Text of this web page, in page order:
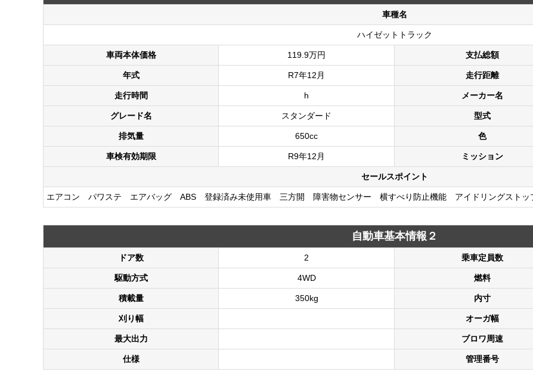
車種名
ハイゼットトラック
車両本体価格 119.9万円 支払総額
年式 R7年12月 走行距離
走行時間 h メーカー名
グレード名 スタンダード 型式
排気量 650cc 色
車検有効期限 R9年12月 ミッション
セールスポイント
エアコン パワステ エアバッグ ABS 登録済み未使用車 三方開 障害物センサー 横すべり防止機能 アイドリングスト
自動車基本情報２
ドア数 2 乗車定員数
駆動方式 4WD 燃料
積載量 350kg 内寸
刈り幅 オーガ幅
最大出力 ブロワ周速
仕様 管理番号